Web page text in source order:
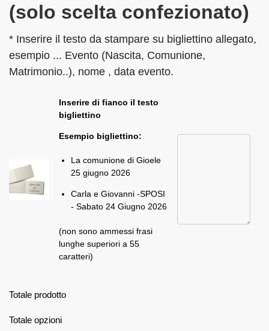
(solo scelta confezionato)
* Inserire il testo da stampare su bigliettino allegato,
esempio ... Evento (Nascita, Comunione,
Matrimonio..), nome , data evento.
Inserire di fianco il testo
bigliettino
Esempio bigliettino:
La comunione di Gioele
25 giugno 2026
Carla e Giovanni -SPOSI
- Sabato 24 Giugno 2026
(non sono ammessi frasi
lunghe superiori a 55
caratteri)
Totale prodotto
Totale opzioni